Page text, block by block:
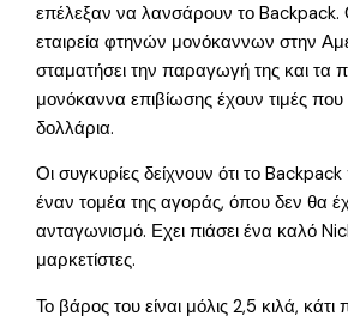
επέλεξαν να λανσάρουν το Backpack.
εταιρεία φτηνών μονόκαννων στην
σταματήσει την παραγωγή της και τα
μονόκαννα επιβίωσης έχουν τιμές
δολλάρια.
Οι συγκυρίες δείχνουν ότι το Backpack
έναν τομέα της αγοράς, όπου δεν θα
ανταγωνισμό. Εχει πιάσει ένα καλό
μαρκετίστες.
Το βάρος του είναι μόλις 2,5 κιλά,